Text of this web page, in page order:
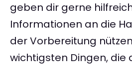
geben dir gerne
Informationen an die
der Vorbereitung
wichtigsten Dingen, die